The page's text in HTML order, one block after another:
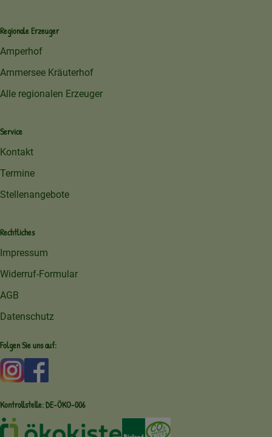
Regionale Erzeuger
Amperhof
Ammersee Kräuterhof
Alle regionalen Erzeuger
Service
Kontakt
Termine
Stellenangebote
Rechtliches
Impressum
Widerruf-Formular
AGB
Datenschutz
Folgen Sie uns auf:
Externer Link zu https://www.instagram.com/
Kontrollstelle: DE-ÖKO-006
Externer Link zu /ueber-uns/
Externer Link zu /regionale-
Externer Link zu /